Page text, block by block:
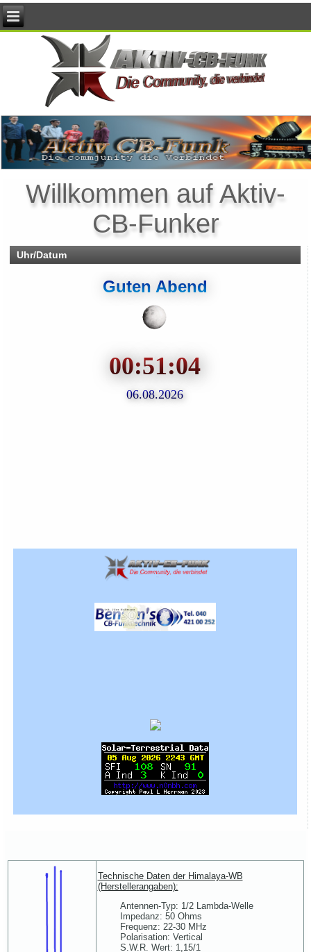
Willkommen auf Aktiv-
CB-Funker
Uhr/Datum
Technische Daten der Himalaya-WB
(Herstellerangaben):
Antennen-Typ: 1/2 Lambda-Welle
Impedanz: 50 Ohms
Frequenz: 22-30 MHz
Polarisation: Vertical
S.W.R. Wert: 1,15/1